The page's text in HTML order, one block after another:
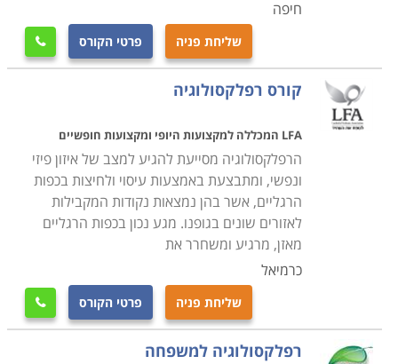
וכך ניתן לרפא ולסייע מבלי לגעת באיבר הכואב
עצמו. לימודי רפלקסולוגיה מכשירים את הלומדים בהם
להעניק טיפול בשיטה זו והם פונים לקהל הרחב המתעניין
בנושא. קהל יעד זה מורכב בדרך כלל ממטפלים
אלטרנטיביים או קונבנציונאליים שמבקשים להגדיל את
ארגז הכלים המקצועי שלהם ולצרף שיטות טיפול נוספות
שאותן יוכלו להציע למטופלים שלהם (תומכות לידה, מטפלים
בדיקור, רופאים ואחיות ועוד), וכן מתעניינים המבקשים
ללמוד את הנושא לצורך הסבת מקצוע או העשרה אישית.
קורסים אלו מתקיימים במתכונות שונות, החל ממסלולי לימוד
בסיסיים על פני שנה אחת, דרך מסלולים דו שנתיים וכלה
בקורסים מעמיקים בתחום זה הנמשכים מספר שנים. בין
התכנים הנלמדים בלימודי רפלקסולוגיה ניתן למצוא קורסים
כלליים העוסקים בגוף האדם כגון אנטומיה, פיזיולוגיה,
חיפה
שליחת פניה פרטי הקורס 
קורס רפלקסולוגיה
LFA המכללה למקצועות היופי ומקצועות חופשיים
הרפלקסולוגיה מסייעת להגיע למצב של איזון פיזי
ונפשי, ומתבצעת באמצעות עיסוי ולחיצות בכפות
הרגליים, אשר בהן נמצאות נקודות המקבילות
לאזורים שונים בגופנו. מגע נכון בכפות הרגליים
מאזן, מרגיע ומשחרר את
כרמיאל
שליחת פניה פרטי הקורס 
רפלקסולוגיה למשפחה